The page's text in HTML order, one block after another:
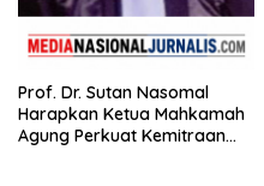
Prof. Dr. Sutan Nasomal
Harapkan Ketua Mahkamah
Agung Perkuat Kemitraan